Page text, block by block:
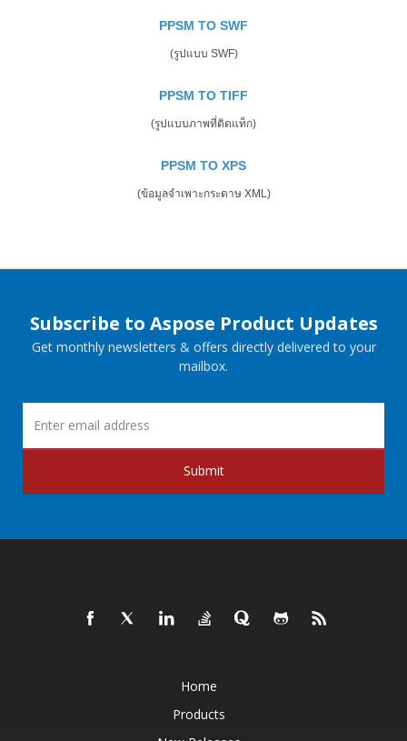
PPSM TO SWF
(รูปแบบ SWF)
PPSM TO TIFF
(รูปแบบภาพที่ติดแท็ก)
PPSM TO XPS
(ข้อมูลจำเพาะกระดาษ XML)
Subscribe to Aspose Product Updates
Get monthly newsletters & offers directly delivered to your
mailbox.
Submit
Home
Products